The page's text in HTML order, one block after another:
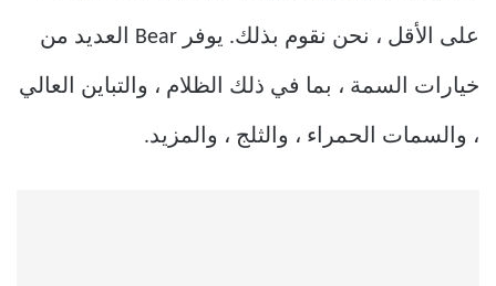
على الأقل ، نحن نقوم بذلك. يوفر Bear العديد من
خيارات السمة ، بما في ذلك الظلام ، والتباين العالي
، والسمات الحمراء ، والثلج ، والمزيد.